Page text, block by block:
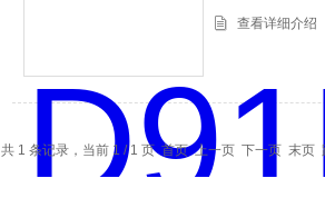
查看详细介绍
共 1 条记录，当前 1 / 1 页 首页 上一页 下一页 末页